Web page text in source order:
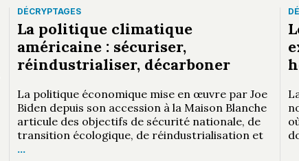
DÉCRYPTAGES
La politique climatique
américaine : sécuriser,
réindustrialiser, décarboner
La politique économique mise en œuvre par Joe
Biden depuis son accession à la Maison Blanche
articule des objectifs de sécurité nationale, de
transition écologique, de réindustrialisation et
…